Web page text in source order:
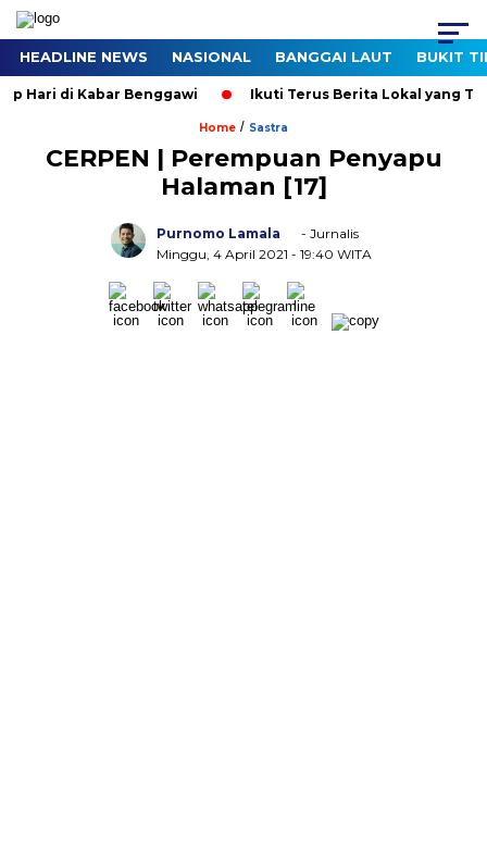
HEADLINE NEWS NASIONAL BANGGAI LAUT BUKIT
di Kabar Benggawi Ikuti Terus Berita Lokal yang Ter-
Home / Sastra
CERPEN | Perempuan Penyapu
Halaman [17]
Purnomo Lamala
- Jurnalis
Minggu, 4 April 2021 - 19:40 WITA